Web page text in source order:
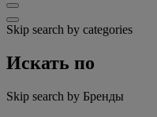
Skip search by categories
Искать по
Skip search by Бренды